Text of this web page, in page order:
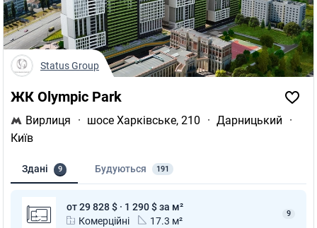
ЖК Olympiс Park
Вирлиця · шосе Харківське, 210 · Дарницький
·
Київ
Здані 9 Будуються 191
от 29 828 $ · 1 290 $ за м²
Комерційні
17.3 м²
9
Status Group